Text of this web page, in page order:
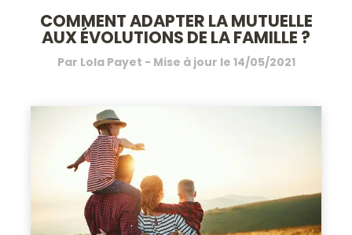
COMMENT ADAPTER LA MUTUELLE
AUX ÉVOLUTIONS DE LA FAMILLE ?
Par Lola Payet - Mise à jour le 14/05/2021